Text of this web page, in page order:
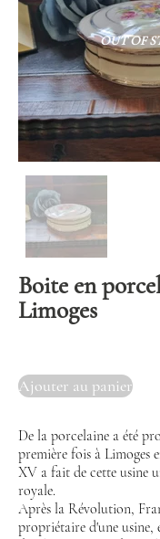
OUT OF
Boite en
Limoges
Ajouter au panier
De la porcelaine a été
première fois à Limoges
XV a fait de cette usine
royale.
Après la Révolution,
propriétaire d'une usine,